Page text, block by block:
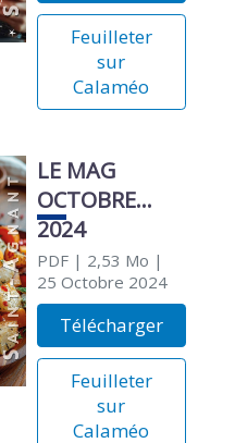
Feuilleter
sur
Calaméo
LE MAG
OCTOBRE
2024
PDF| 2,53 Mo |
25 Octobre 2024
Télécharger
Feuilleter
sur
Calaméo